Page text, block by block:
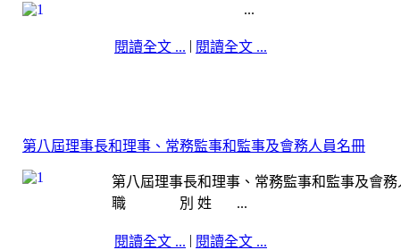
...
閱讀全文 ... | 閱讀全文 ...
第八屆理事長和理事、常務監事和監事及會務人員名冊
第八屆理事長和理事、常務監事和監事及
職 別 姓 ...
閱讀全文 ... | 閱讀全文 ...